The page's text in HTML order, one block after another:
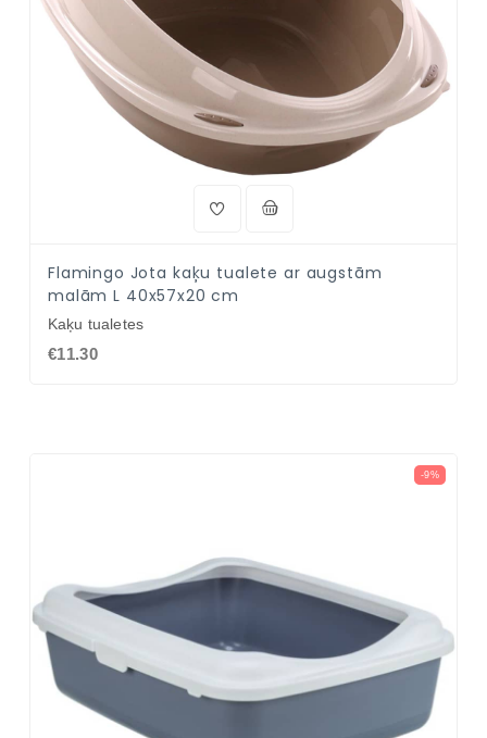
Flamingo Jota kaķu tualete ar augstām
malām L 40x57x20 cm
Kaķu tualetes
€11.30
-9%